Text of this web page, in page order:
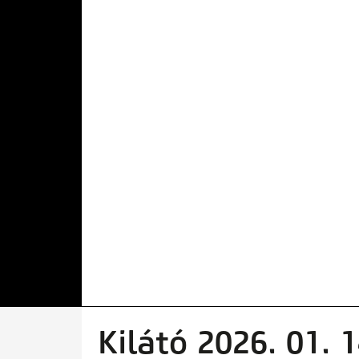
Kilátó 2026. 01.